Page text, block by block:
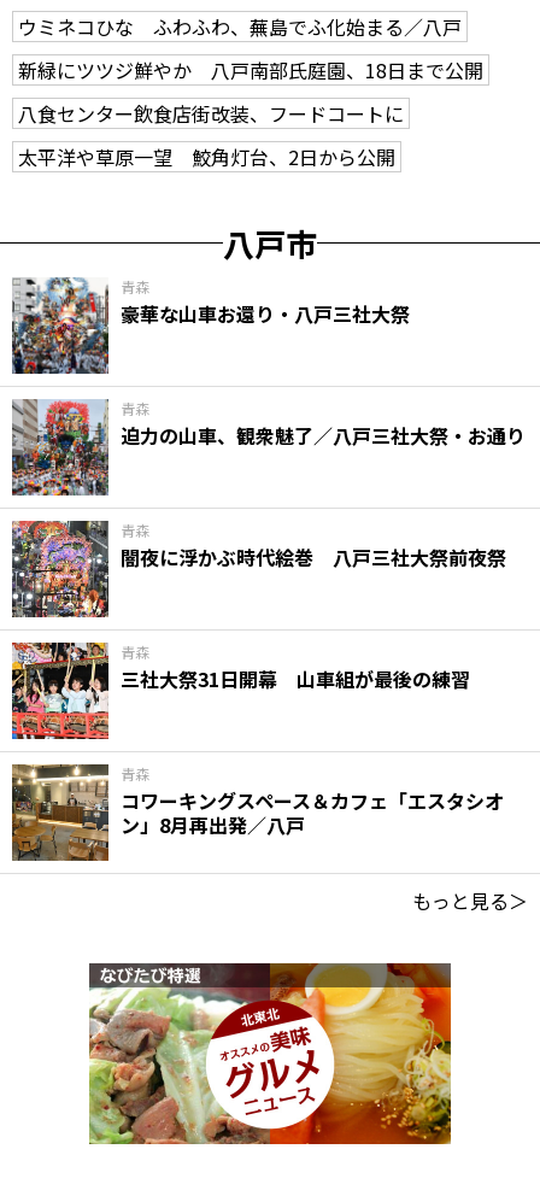
ウミネコひな ふわふわ、蕪島でふ化始まる／八戸
新緑にツツジ鮮やか 八戸南部氏庭園、18日まで公開
八食センター飲食店街改装、フードコートに
太平洋や草原一望 鮫角灯台、2日から公開
八戸市
青森
豪華な山車お還り・八戸三社大祭
青森
迫力の山車、観衆魅了／八戸三社大祭・お通り
青森
闇夜に浮かぶ時代絵巻 八戸三社大祭前夜祭
青森
三社大祭31日開幕 山車組が最後の練習
青森
コワーキングスペース＆カフェ「エスタシオ
ン」8月再出発／八戸
もっと見る＞